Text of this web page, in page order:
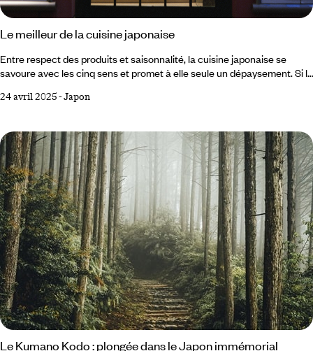
Le meilleur de la cuisine japonaise
Entre respect des produits et saisonnalité, la cuisine japonaise se
savoure avec les cinq sens et promet à elle seule un dépaysement. Si le
patrimoine culturel immatériel de l'Unesco, on aime aussi la cuisine du
ou de poisson qui donnent du peps même aux plats les plus simples.
24 avril 2025-Japon
Le Kumano Kodo : plongée dans le Japon immémorial